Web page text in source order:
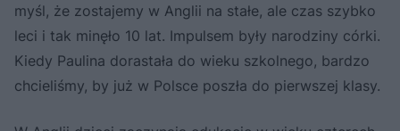
myśl, że zostajemy w Anglii na stałe, ale czas szybko
leci i tak minęło 10 lat. Impulsem były narodziny córki.
Kiedy Paulina dorastała do wieku szkolnego, bardzo
chcieliśmy, by już w Polsce poszła do pierwszej klasy.